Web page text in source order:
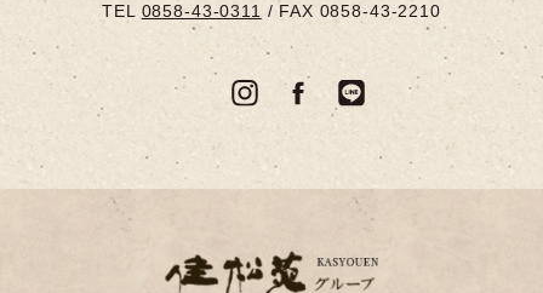
TEL 0858-43-0311 /FAX 0858-43-2210